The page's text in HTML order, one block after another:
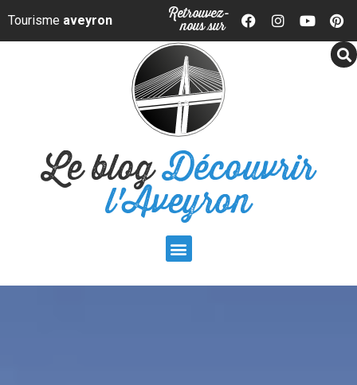
Panneau de gestion des cookies
Tourisme aveyron Retrouvez-
nous sur
Le blogDécouvrir
l'Aveyron